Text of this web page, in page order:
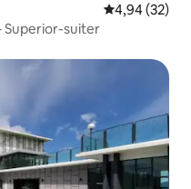
4,94 ud af 5 i
4,94 (32)
Superior-suiter